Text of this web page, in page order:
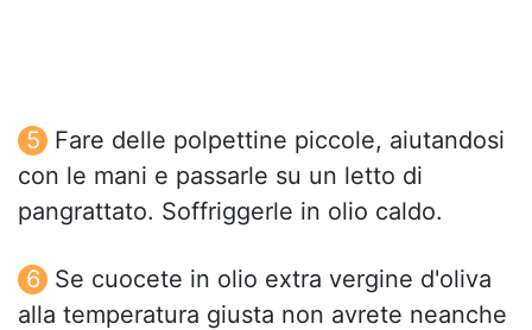
Fare delle polpettine piccole, aiutandosi
con le mani e passarle su un letto di
pangrattato. Soffriggerle in olio caldo.
Se cuocete in olio extra vergine d'oliva
alla temperatura giusta non avrete neanche